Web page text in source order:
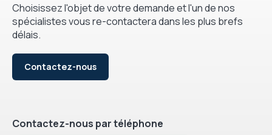
Choisissez l'objet de votre demande et l'un de nos
spécialistes vous re-contactera dans les plus brefs
délais.
Contactez-nous
Contactez-nous par téléphone